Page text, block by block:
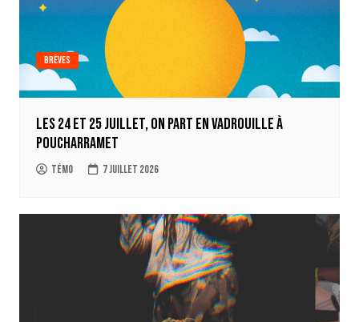
Brèves
Les 24 et 25 juillet, on part en Vadrouille à
Poucharramet
Témo 7 juillet 2026